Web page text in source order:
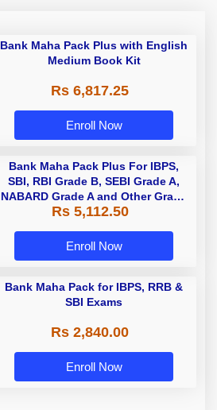
Bank Maha Pack Plus with English
Medium Book Kit
Rs 6,817.25
Enroll Now
Bank Maha Pack Plus For IBPS,
SBI, RBI Grade B, SEBI Grade A,
NABARD Grade A and Other Grade
A & Grade B Bank Exams
Rs 5,112.50
Enroll Now
Bank Maha Pack for IBPS, RRB &
SBI Exams
Rs 2,840.00
Enroll Now